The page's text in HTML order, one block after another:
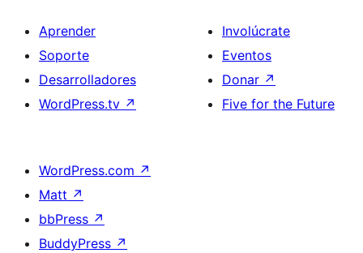
Aprender
Soporte
Desarrolladores
WordPress.tv ↗
Involúcrate
Eventos
Donar ↗
Five for the Future
WordPress.com ↗
Matt ↗
bbPress ↗
BuddyPress ↗